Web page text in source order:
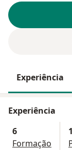
Experiência
Experiência
6
Formação
1